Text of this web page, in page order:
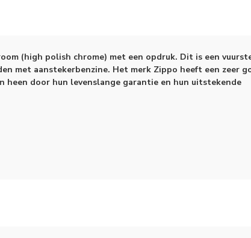
(high polish chrome) met een opdruk. Dit is een
met aanstekerbenzine. Het merk Zippo heeft een zeer
heen door hun levenslange garantie en hun uitstekende